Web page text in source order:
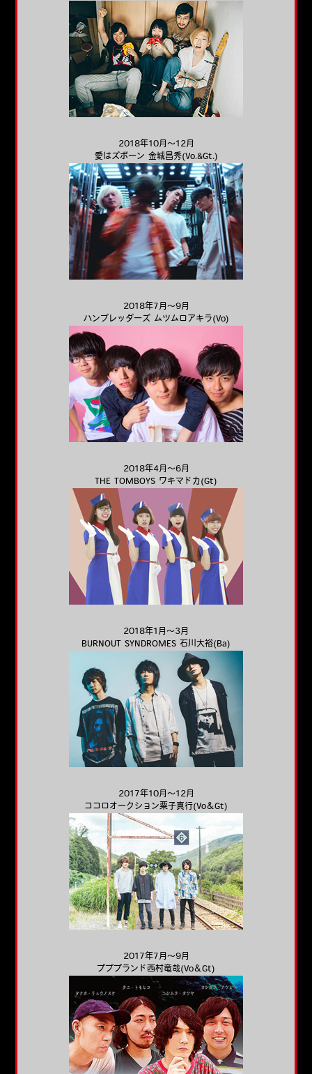
2018年10月～12月
愛はズボーン 金城昌秀(Vo.&Gt.)
2018年7月～9月
ハンブレッダーズ ムツムロアキラ(Vo)
2018年4月～6月
THE TOMBOYS ワキマドカ(Gt)
2018年1月～3月
BURNOUT SYNDROMES 石川大裕(Ba)
2017年10月～12月
ココロオークション粟子真行(Vo＆Gt)
2017年7月～9月
プププランド西村竜哉(Vo＆Gt)